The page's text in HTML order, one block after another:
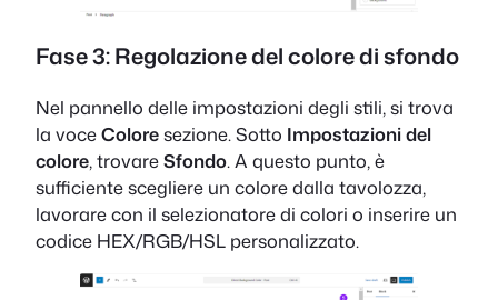
Fase 3: Regolazione del colore di sfondo
Nel pannello delle impostazioni degli stili, si trova
la voceColoresezione. Sotto Impostazioni del
colore, trovareSfondo. A questo punto, è
sufficiente scegliere un colore dalla tavolozza,
lavorare con il selezionatore di colori o inserire un
codice HEX/RGB/HSL personalizzato.